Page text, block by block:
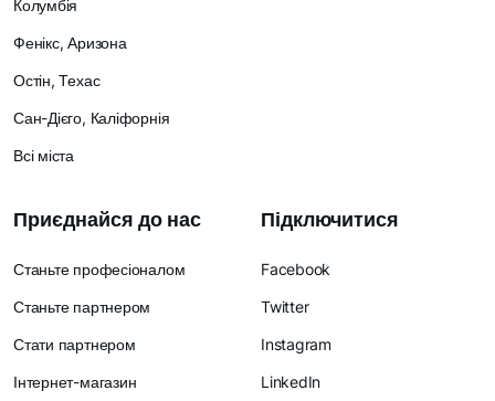
Колумбія
Фенікс, Аризона
Остін, Техас
Сан-Дієго, Каліфорнія
Всі міста
Приєднайся до нас
Станьте професіоналом
Станьте партнером
Стати партнером
Інтернет-магазин
Підключитися
Facebook
Twitter
Instagram
LinkedIn